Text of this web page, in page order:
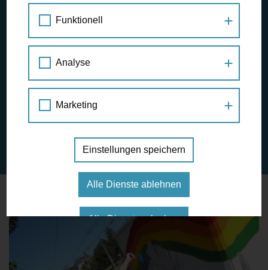
In den letzten beiden Schulwochen wurden im 14. und 16.
Bezirk gemalt und gepinselt. Kinder aus zehn Volks- und
Mittelschulklassen bemalen noch bis Ende Juni zehn
Schaltkästen entlang ihrer Schulwege. Wegen des
Breitbandausbaus wurden große Schaltkästen aufgestellt.
Diese wurden künstlerisch gestaltet und verschönern
seither Wiens Straßen.
Funktionell
Analyse
Marketing
Einstellungen speichern
Alle Dienste ablehnen
Alle Dienste erlauben